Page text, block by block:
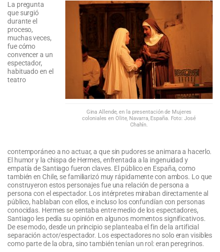
Gina Allende, en la presentación de Mujeres
coloniales en Olite, Navarra, España. Foto: José
Chahín.
La pregunta
que surgió
durante el
proceso,
muchas veces,
fue cómo
convencer a un
espectador,
habituado en el
teatro
contemporáneo a no actuar, a que sin pudores se animara a hacerlo.
El humor y la chispa de Hermes, enfrentada a la ingenuidad y
empatía de Santiago fueron claves. El público en España, como
también en Chile, se familiarizó muy rápidamente con ambos. Lo que
construyeron estos personajes fue una relación de persona a
persona con el espectador. Los intérpretes miraban directamente al
público, hablaban con ellos, e incluso los confundían con personas
conocidas. Hermes se sentaba entre medio de los espectadores,
Santiago les pedía su opinión en algunos momentos significativos.
De ese modo, desde un principio se planteaba el fin de la artificial
separación actor/espectador. Los espectadores no solo eran visibles
como parte de la obra, sino también tenían un rol: eran peregrinos.